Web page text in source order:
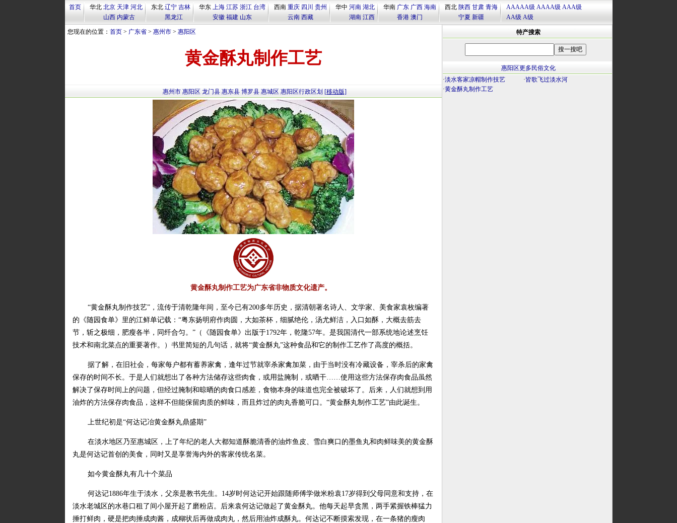
首页 华北 北京 天津 河北
山西 内蒙古
东北 辽宁 吉林
黑龙江
华东 上海 江苏 浙江 台湾
安徽 福建 山东
西南 重庆 四川 贵州
云南 西藏
华中 河南 湖北
湖南 江西
华南 广东 广西 海南
香港 澳门
西北 陕西 甘肃 青海
宁夏 新疆
AAAAA级 AAAA级 AAA级
AA级 A级
您现在的位置： 首页> 广东省> 惠州市> 惠阳区
黄金酥丸制作工艺
惠州市 惠阳区 龙门县 惠东县 博罗县 惠城区 惠阳区行政区划 [移动版]
黄金酥丸制作工艺为广东省非物质文化遗产。
“黄金酥丸制作技艺”，流传于清乾隆年间，至今已有200多年历史，据清朝著名诗人、文学家、美食家袁枚编著
的《随园食单》里的江鲜单记载：“粤东扬明府作肉圆，大如茶杯，细腻绝伦，汤尤鲜洁，入口如酥，大概去筋去
节，斩之极细，肥瘦各半，同纤合匀。”（《随园食单》出版于1792年，乾隆57年。是我国清代一部系统地论述烹饪
技术和南北菜点的重要著作。）书里简短的几句话，就将“黄金酥丸”这种食品和它的制作工艺作了高度的概括。
据了解，在旧社会，每家每户都有蓄养家禽，逢年过节就宰杀家禽加菜，由于当时没有冷藏设备，宰杀后的家禽
保存的时间不长。于是人们就想出了各种方法储存这些肉食，或用盐腌制，或晒干……使用这些方法保存肉食品虽然
解决了保存时间上的问题，但经过腌制和晾晒的肉食口感差，食物本身的味道也完全被破坏了。后来，人们就想到用
油炸的方法保存肉食品，这样不但能保留肉质的鲜味，而且炸过的肉丸香脆可口。“黄金酥丸制作工艺”由此诞生。
上世纪初是“何达记冶黄金酥丸鼎盛期”
在淡水地区乃至惠城区，上了年纪的老人大都知道酥脆清香的油炸鱼皮、雪白爽口的墨鱼丸和肉鲜味美的黄金酥
丸是何达记首创的美食，同时又是享誉海内外的客家传统名菜。
如今黄金酥丸有几十个菜品
何达记1886年生于淡水，父亲是教书先生。14岁时何达记开始跟随师傅学做米粉袁17岁得到父母同意和支持，在
淡水老城区的水巷口租了间小屋开起了磨粉店。后来袁何达记做起了黄金酥丸。他每天起早贪黑，两手紧握铁棒猛力
捶打鲜肉，硬是把肉捶成肉酱，成糊状后再做成肉丸，然后用油炸成酥丸。何达记不断摸索发现，在一条猪的瘦肉
特产搜索
惠阳区更多民俗文化
·淡水客家凉帽制作技艺 ·皆歌飞过淡水河
·黄金酥丸制作工艺